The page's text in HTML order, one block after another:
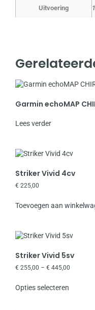
Uitvoering
Garmin echoMAP
Lees verder
Striker Vivid 4cv
€ 225,00
Toevoegen aan
Striker Vivid 5sv
€ 255,00 – € 445,00
Opties selecteren